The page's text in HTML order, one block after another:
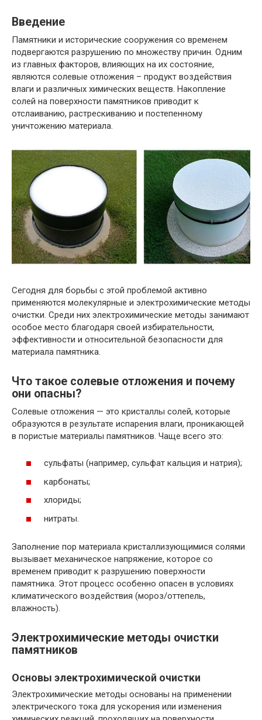
Введение
Памятники и исторические сооружения со временем
подвергаются разрушению по множеству причин. Одним
из главных факторов, влияющих на их состояние,
являются солевые отложения – продукт воздействия
влаги и различных химических веществ. Накопление
солей на поверхности памятников приводит к
отслаиванию, растрескиванию и постепенному
уничтожению материала.
Сегодня для борьбы с этой проблемой активно
применяются молекулярные и электрохимические методы
очистки. Среди них электрохимические методы занимают
особое место благодаря своей избирательности,
эффективности и относительной безопасности для
материала памятника.
Что такое солевые отложения и почему
они опасны?
Солевые отложения — это кристаллы солей, которые
образуются в результате испарения влаги, проникающей
в пористые материалы памятников. Чаще всего это:
сульфаты (например, сульфат кальция и натрия);
карбонаты;
хлориды;
нитраты.
Заполнение пор материала кристаллизующимися солями
вызывает механическое напряжение, которое со
временем приводит к разрушению поверхности
памятника. Этот процесс особенно опасен в условиях
климатического воздействия (мороз/оттепель,
влажность).
Электрохимические методы очистки
памятников
Основы электрохимической очистки
Электрохимические методы основаны на применении
электрического тока для ускорения или изменения